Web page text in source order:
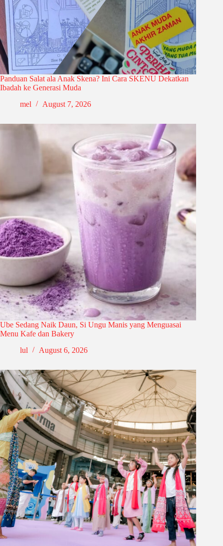
Panduan Salat ala Anak Skena? Ini Cara SKENU Dekatkan
Ibadah ke Generasi Muda
mel
August 7, 2026
Ube Sedang Naik Daun, Si Ungu Manis yang Menguasai
Menu Kafe dan Bakery
lul
August 6, 2026